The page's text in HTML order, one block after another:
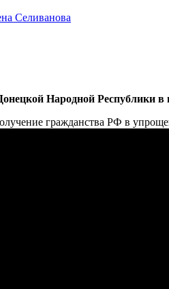
Селиванова
Народной Республики
гражданства РФ в